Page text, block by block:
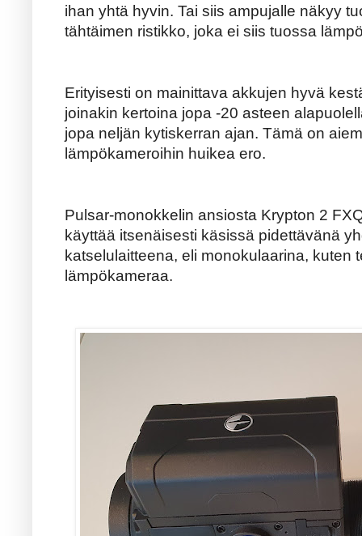
ihan yhtä hyvin. Tai siis ampujalle näkyy
tähtäimen ristikko, joka ei siis tuossa
Erityisesti on mainittava akkujen hyvä
joinakin kertoina jopa -20 asteen
jopa neljän kytiskerran ajan. Tämä on
lämpökameroihin huikea ero.
Pulsar-monokkelin ansiosta Krypton 2
käyttää itsenäisesti käsissä pidettävänä
katselulaitteena, eli monokulaarina, kuten
lämpökameraa.